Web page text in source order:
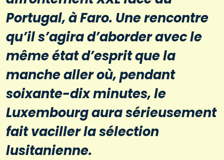
Portugal, à Faro. Une rencontre
qu’il s’agira d’aborder avec le
même état d’esprit que la
manche aller où, pendant
soixante-dix minutes, le
Luxembourg aura sérieusement
fait vaciller la sélection
lusitanienne.